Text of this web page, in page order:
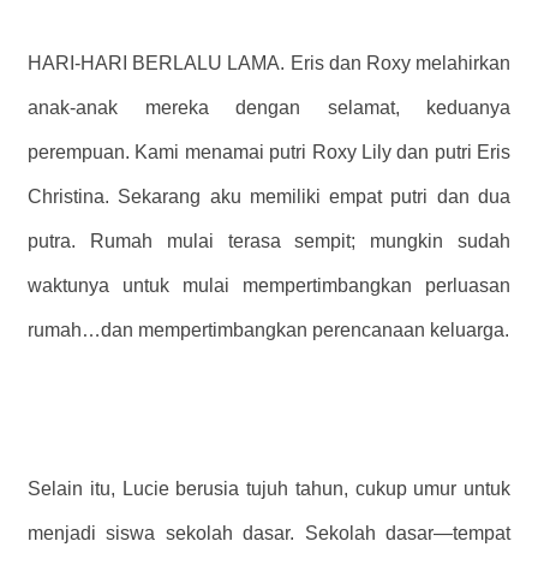
HARI-HARI BERLALU LAMA. Eris dan Roxy melahirkan
anak-anak mereka dengan selamat, keduanya
perempuan. Kami menamai putri Roxy Lily dan putri Eris
Christina. Sekarang aku memiliki empat putri dan dua
putra. Rumah mulai terasa sempit; mungkin sudah
waktunya untuk mulai mempertimbangkan perluasan
rumah…dan mempertimbangkan perencanaan keluarga.
Selain itu, Lucie berusia tujuh tahun, cukup umur untuk
menjadi siswa sekolah dasar. Sekolah dasar—tempat